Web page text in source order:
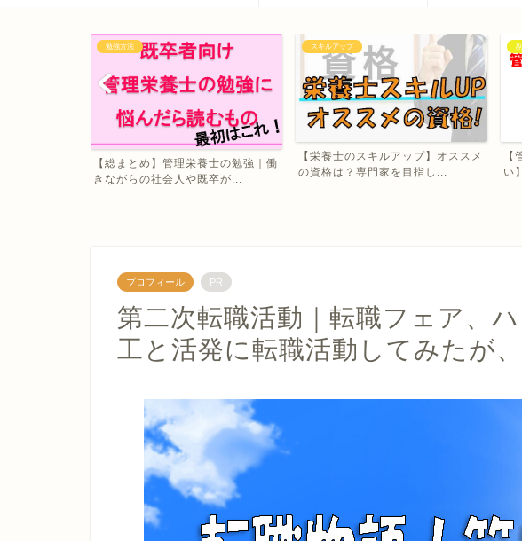
スキルアップ
【栄養士のスキルアップ】オススメ
の資格は？専門家を目指し...
副業・Ｗワーク
【管理栄養士/栄養士は給料が安
い】月3万でも「副業」を今...
｜
プロフィール PR
第二次転職活動｜転職フェア、
工と活発に転職活動してみたが